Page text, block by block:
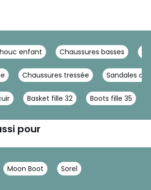
enfant Chaussures basses
Chaussures tressée Sandales
Basket fille 32 Boots fille 35
pour
Moon Boot Sorel